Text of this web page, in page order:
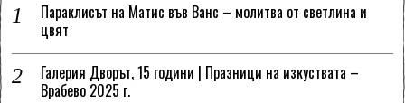
Параклисът на Матис във Ванс – молитва от светлина и
цвят
Галерия Дворът, 15 години | Празници на изкуствата –
Врабево 2025 г.